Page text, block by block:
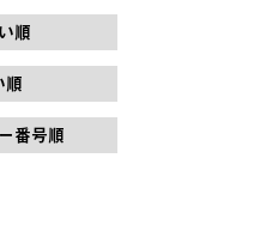
順
順
番号順